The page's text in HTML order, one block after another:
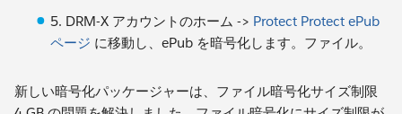
5. DRM-X アカウントのホーム -> Protect Protect ePub
ページ に移動し、ePub を暗号化します。ファイル。
新しい暗号化パッケージャーは、ファイル暗号化サイズ制限